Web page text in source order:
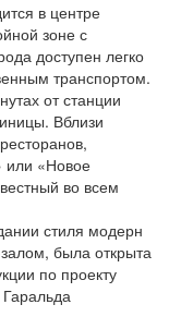
в центре
зоне с
доступен легко
транспортом.
от станции
Вблизи
или «Новое
во всем
стиля модерн
была открыта
по проекту
Гаральда